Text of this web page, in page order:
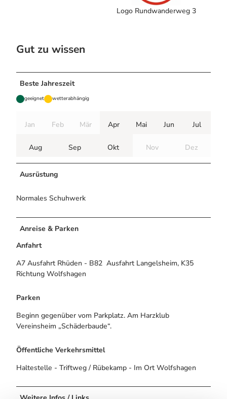
Logo Rundwanderweg 3
Gut zu wissen
Beste Jahreszeit
geeignet wetterabhängig
Jan Feb Mär Apr Mai Jun Jul
Aug Sep Okt Nov Dez
Ausrüstung
Normales Schuhwerk
Anreise & Parken
Anfahrt
A7 Ausfahrt Rhüden - B82 Ausfahrt Langelsheim, K35
Richtung Wolfshagen
Parken
Beginn gegenüber vom Parkplatz. Am Harzklub
Vereinsheim „Schäderbaude“.
Öffentliche Verkehrsmittel
Haltestelle - Triftweg / Rübekamp - Im Ort Wolfshagen